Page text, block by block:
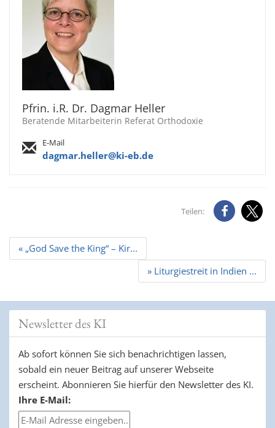
Pfrin. i.R. Dr. Dagmar Heller
Beratende Mitarbeiterin Referat Orthodoxie
E-Mail
dagmar.heller@ki-eb.de
Teilen:
Beitrags
Navigation
« „God Save the King“ – Kir...
» Liturgiestreit in Indien ...
Newsletter des KI
Ab sofort können Sie sich benachrichtigen lassen,
sobald ein neuer Beitrag auf unserer Webseite
erscheint. Abonnieren Sie hierfür den Newsletter des KI.
Ihre E-Mail: